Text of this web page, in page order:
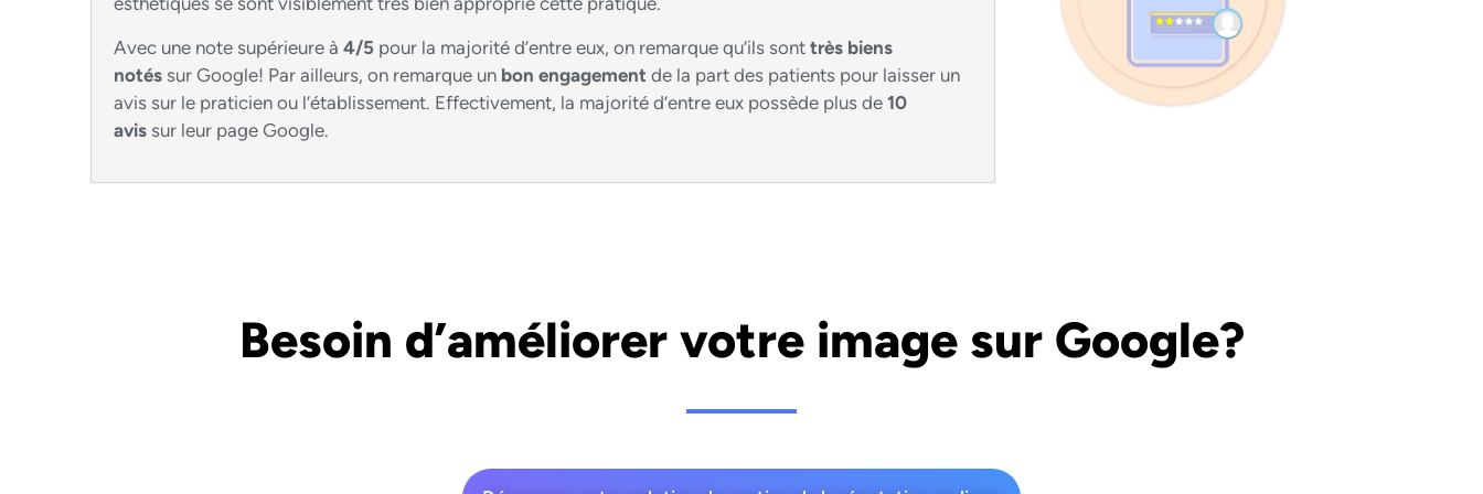
Avec une note supérieure à 4/5 pour la majorité d’entre eux, on remarque qu’ils sont très biens
notés sur Google! Par ailleurs, on remarque un bon engagement de la part des patients pour laisser un
avis sur le praticien ou l’établissement. Effectivement, la majorité d’entre eux possède plus de 10
avis sur leur page Google.
Besoin d’améliorer votre image sur Google?